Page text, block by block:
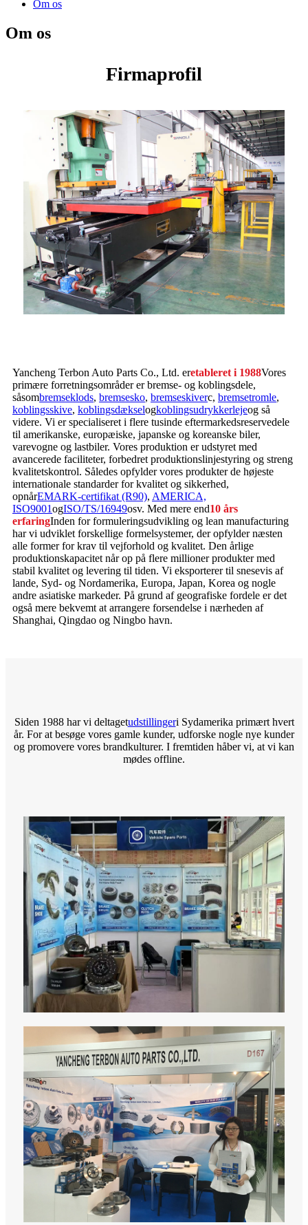
Om os
Om os
Firmaprofil
Yancheng Terbon Auto Parts Co., Ltd. eretableret i 1988Vores
primære forretningsområder er bremse- og koblingsdele,
såsombremseklods, bremsesko, bremseskiverc, bremsetromle,
koblingsskive, koblingsdækselogkoblingsudrykkerlejeog så
videre. Vi er specialiseret i flere tusinde eftermarkedsreservedele
til amerikanske, europæiske, japanske og koreanske biler,
varevogne og lastbiler. Vores produktion er udstyret med
avancerede faciliteter, forbedret produktionslinjestyring og streng
kvalitetskontrol. Således opfylder vores produkter de højeste
internationale standarder for kvalitet og sikkerhed,
opnårEMARK-certifikat (R90), AMERICA,
ISO9001ogISO/TS/16949osv. Med mere end10 års
erfaringInden for formuleringsudvikling og lean manufacturing
har vi udviklet forskellige formelsystemer, der opfylder næsten
alle former for krav til vejforhold og kvalitet. Den årlige
produktionskapacitet når op på flere millioner produkter med
stabil kvalitet og levering til tiden. Vi eksporterer til snesevis af
lande, Syd- og Nordamerika, Europa, Japan, Korea og nogle
andre asiatiske markeder. På grund af geografiske fordele er det
også mere bekvemt at arrangere forsendelse i nærheden af ​​
Shanghai, Qingdao og Ningbo havn.
Siden 1988 har vi deltagetudstillingeri Sydamerika primært hvert
år. For at besøge vores gamle kunder, udforske nogle nye kunder
og promovere vores brandkulturer. I fremtiden håber vi, at vi kan
mødes offline.